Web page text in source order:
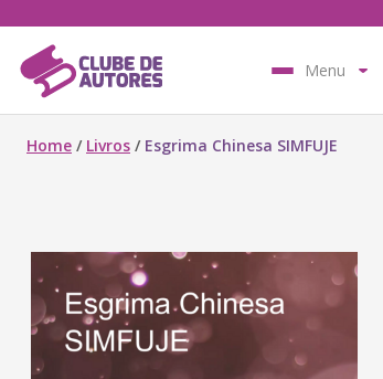
Menu
Home / Livros / Esgrima Chinesa SIMFUJE